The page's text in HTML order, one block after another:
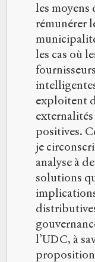
les moyens
rémunérer
les cas où
exploitent
externalités
positives.
je
analyse à
solutions
l’UDC, à